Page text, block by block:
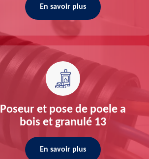
En savoir plus
Poseur et pose de poele a
bois et granulé 13
En savoir plus